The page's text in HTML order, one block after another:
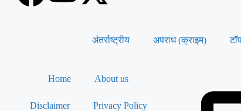
अंतर्राष्ट्रीय अपराध (क्राइम)
Home About us
Disclaimer Privacy Policy